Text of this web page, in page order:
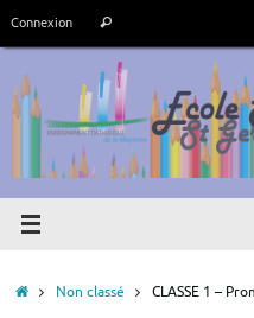
Connexion
:
Rechercher
AccueilNon classé CLASSE 1 –